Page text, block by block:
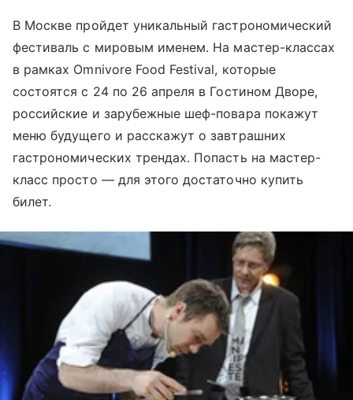
В Москве пройдет уникальный гастрономический
фестиваль с мировым именем. На мастер-классах
в рамках Omnivore Food Festival, которые
состоятся с 24 по 26 апреля в Гостином Дворе,
российские и зарубежные шеф-повара покажут
меню будущего и расскажут о завтрашних
гастрономических трендах. Попасть на мастер-
класс просто — для этого достаточно купить
билет.